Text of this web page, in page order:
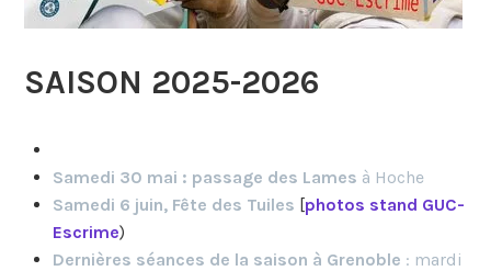
SAISON 2025-2026
Samedi 30 mai : passage des Lames à Hoche
Samedi 6 juin, Fête des Tuiles [photos stand GUC-
Escrime)
Dernières séances de la saison à Grenoble : mardi